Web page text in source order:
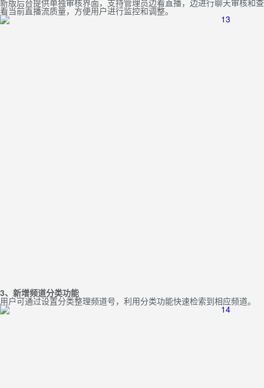
新版后台提供单独审核界面，支持管理员边看直播，边进行聊天审核和查
看当前直播流质量，方便用户进行监控和调整。
3、新增频道分类功能
用户可通过设置分类整理频道号，利用分类功能快速检索到相应频道。